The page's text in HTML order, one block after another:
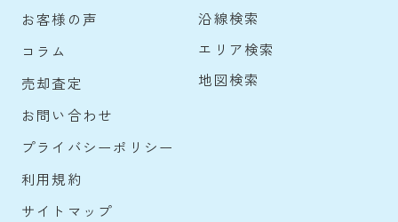
お客様の声
コラム
売却査定
お問い合わせ
プライバシーポリシー
利用規約
サイトマップ
沿線検索
エリア検索
地図検索